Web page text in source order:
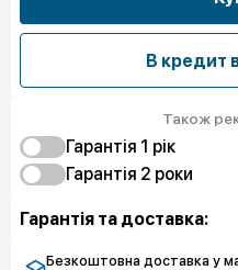
В
Також
Гарантія 1 рік
Захист від браку
Гарантія 2 роки
Захист екрану
Гарантія та доставка:
Безкоштовна доставка у